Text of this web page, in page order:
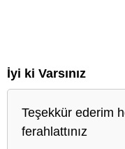
İyi ki Varsınız
Teşekkür ederim
ferahlattınız